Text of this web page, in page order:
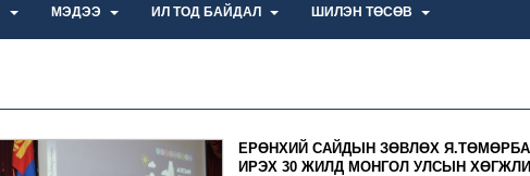
МЭДЭЭ ИЛ ТОД БАЙДАЛ ШИЛЭН ТӨСӨВ
ЕРӨНХИЙ САЙДЫН ЗӨВЛӨХ
ИРЭХ 30 ЖИЛД МОНГОЛ УЛСЫН